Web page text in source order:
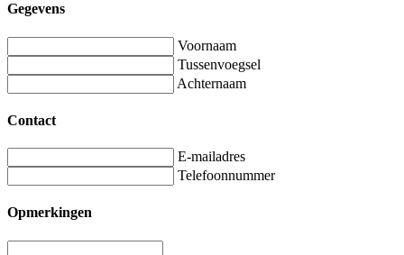
Gegevens
Voornaam
Tussenvoegsel
Achternaam
Contact
E-mailadres
Telefoonnummer
Opmerkingen